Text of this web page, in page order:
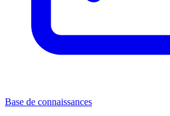
Base de connaissances